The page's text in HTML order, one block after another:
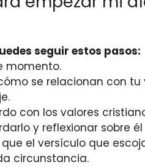
seguir estos pasos:
momento.
se relacionan con tu
con los valores
y reflexionar sobre
el versículo que
circunstancia.